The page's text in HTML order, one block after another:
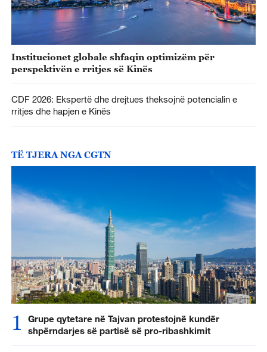
Institucionet globale shfaqin optimizëm për
perspektivën e rritjes së Kinës
CDF 2026: Ekspertë dhe drejtues theksojnë potencialin e
rritjes dhe hapjen e Kinës
TË TJERA NGA CGTN
1
Grupe qytetare në Tajvan protestojnë kundër
shpërndarjes së partisë së pro-ribashkimit